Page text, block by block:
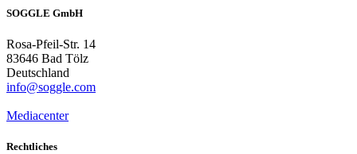
SOGGLE GmbH
Rosa-Pfeil-Str. 14
83646 Bad Tölz
Deutschland
info@soggle.com
Mediacenter
Rechtliches